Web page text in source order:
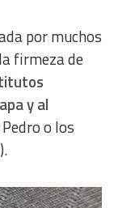
por muchos
firmeza de
y al
o los